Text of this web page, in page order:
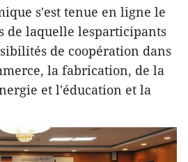
s'est tenue en ligne le
de laquelle lesparticipants
de coopération dans
la fabrication, de la
et l'éducation et la